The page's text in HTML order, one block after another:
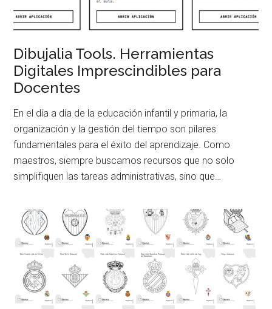
Dibujalia Tools. Herramientas
Digitales Imprescindibles para
Docentes
En el día a día de la educación infantil y primaria, la
organización y la gestión del tiempo son pilares
fundamentales para el éxito del aprendizaje. Como
maestros, siempre buscamos recursos que no solo
simplifiquen las tareas administrativas, sino que…